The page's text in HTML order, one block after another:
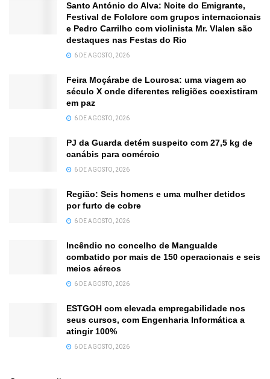
Santo António do Alva: Noite do Emigrante,
Festival de Folclore com grupos internacionais
e Pedro Carrilho com violinista Mr. Vlalen são
destaques nas Festas do Rio
6 DE AGOSTO, 2026
Feira Moçárabe de Lourosa: uma viagem ao
século X onde diferentes religiões coexistiram
em paz
6 DE AGOSTO, 2026
PJ da Guarda detém suspeito com 27,5 kg de
canábis para comércio
6 DE AGOSTO, 2026
Região: Seis homens e uma mulher detidos
por furto de cobre
6 DE AGOSTO, 2026
Incêndio no concelho de Mangualde
combatido por mais de 150 operacionais e seis
meios aéreos
6 DE AGOSTO, 2026
ESTGOH com elevada empregabilidade nos
seus cursos, com Engenharia Informática a
atingir 100%
6 DE AGOSTO, 2026